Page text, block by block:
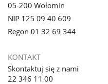
05-200 Wołomin
NIP 125 09 40 609
Regon 01 32 69 344
KONTAKT
Skontaktuj się z nami
22 346 11 00